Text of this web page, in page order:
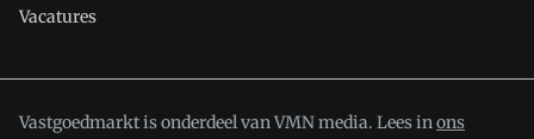
Vacatures
Vastgoedmarkt is onderdeel van VMN media. Lees inons